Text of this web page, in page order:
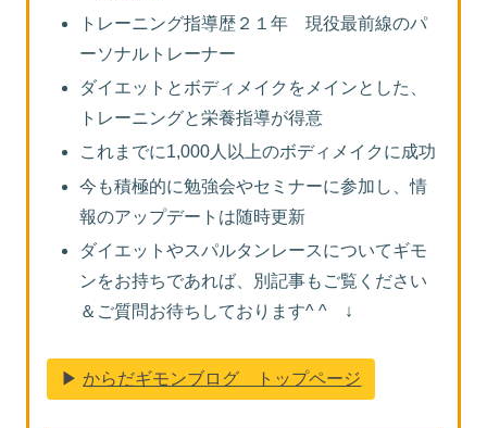
トレーニング指導歴２１年 現役最前線のパ
ーソナルトレーナー
ダイエットとボディメイクをメインとした、
トレーニングと栄養指導が得意
これまでに1,000人以上のボディメイクに成功
今も積極的に勉強会やセミナーに参加し、情
報のアップデートは随時更新
ダイエットやスパルタンレースについてギモ
ンをお持ちであれば、別記事もご覧ください
＆ご質問お待ちしております^ ^ ↓
▶︎からだギモンブログ トップページ